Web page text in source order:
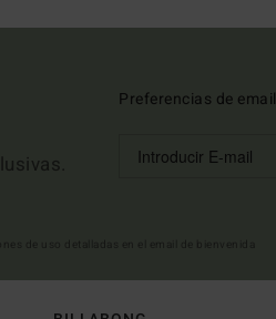
Preferencias de email